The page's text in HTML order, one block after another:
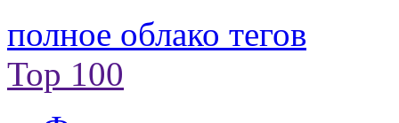
полное облако тегов
Top 100